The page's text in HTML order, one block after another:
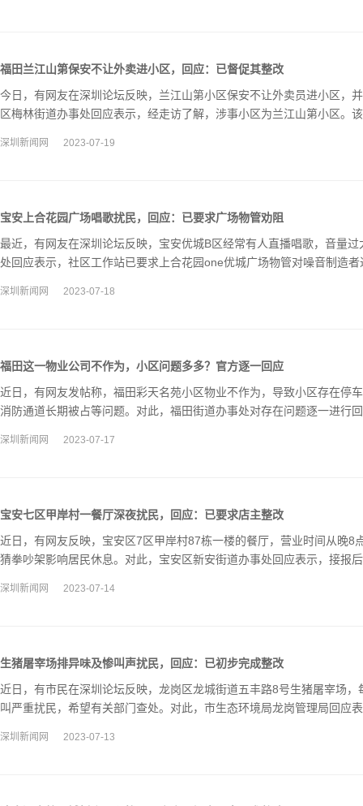
福田兰江山第保安不让外卖进小区，回应：已督促其整改
今日，有网友在深圳论坛反映，兰江山第小区保安不让外卖员进小区，
区梅林街道办事处回应表示，经走访了解，涉事小区为兰江山第小区。
深圳新闻网 2023-07-19
宝安上合花园广场唱歌扰民，回应：已要求广场物管劝阻
最近，有网友在深圳论坛反映，宝安优城B区经常有人直播唱歌，音量
处回应表示，社区工作站已要求上合花园one优城广场物管对噪音制造
深圳新闻网 2023-07-18
福田这一物业公司不作为，小区问题多多？官方逐一回应
近日，有网友发帖称，福田彩天名苑小区物业不作为，导致小区存在停
消防通道长期被占等问题。对此，福田街道办事处对存在问题逐一进行
深圳新闻网 2023-07-17
宝安七区甲岸村一餐厅深夜扰民，回应：已要求店主整改
近日，有网友反映，宝安区7区甲岸村87栋一楼的餐厅，营业时间从晚8
猜拳吵架影响居民休息。对此，宝安区新安街道办事处回应表示，接报
深圳新闻网 2023-07-14
生猪屠宰场排异味及惨叫声扰民，回应：已初步完成整改
近日，有市民在深圳论坛反映，龙岗区龙城街道五丰路8号生猪屠宰场
叫严重扰民，希望有关部门查处。对此，市生态环境局龙岗管理局回应
深圳新闻网 2023-07-13